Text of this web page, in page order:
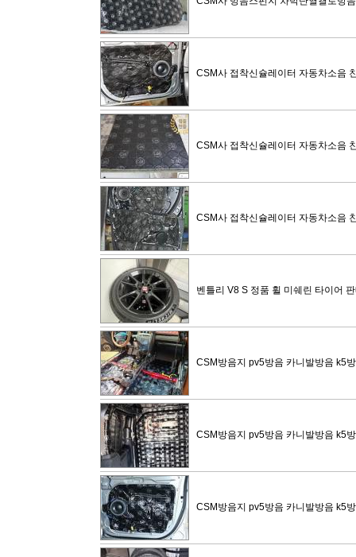
CSM사 접착신슐레이터 자동차소음
CSM사 접착신슐레이터 자동차소음
CSM사 접착신슐레이터 자동차소음
벤틀리 V8 S 정품 휠 미쉐린 타이어
CSM방음지 pv5방음 카니발방음 k5
CSM방음지 pv5방음 카니발방음 k5
CSM방음지 pv5방음 카니발방음 k5